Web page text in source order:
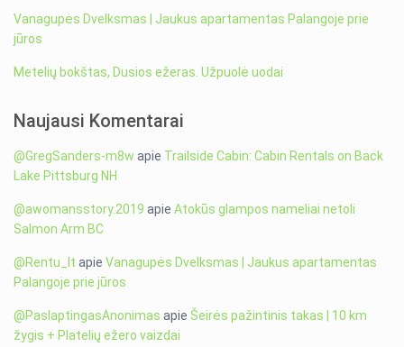
Vanagupės Dvelksmas | Jaukus apartamentas Palangoje prie
jūros
Metelių bokštas, Dusios ežeras. Užpuolė uodai
Naujausi Komentarai
@GregSanders-m8w apie Trailside Cabin: Cabin Rentals on Back
Lake Pittsburg NH
@awomansstory.2019 apieAtokūs glampos nameliai netoli
Salmon Arm BC
@Rentu_lt apieVanagupės Dvelksmas | Jaukus apartamentas
Palangoje prie jūros
@PaslaptingasAnonimas apie Šeirės pažintinis takas | 10 km
žygis + Platelių ežero vaizdai